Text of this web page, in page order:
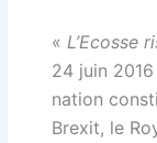
« L’Ecosse
24 juin
nation
Brexit, le